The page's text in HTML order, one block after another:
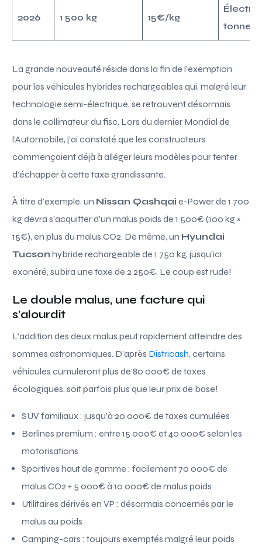
2026 1 500 kg 15€/kg
tonnes
La grande nouveauté réside dans la fin de l’exemption
pour les véhicules hybrides rechargeables qui, malgré leur
technologie semi-électrique, se retrouvent désormais
dans le collimateur du fisc. Lors du dernier Mondial de
l’Automobile, j’ai constaté que les constructeurs
commençaient déjà à alléger leurs modèles pour tenter
d’échapper à cette taxe grandissante.
À titre d’exemple, un Nissan Qashqai e-Power de 1 700
kg devra s’acquitter d’un malus poids de 1 500€ (100 kg ×
15€), en plus du malus CO2. De même, un Hyundai
Tucson hybride rechargeable de 1 750 kg, jusqu’ici
exonéré, subira une taxe de 2 250€. Le coup est rude!
Le double malus, une facture qui
s’alourdit
L’addition des deux malus peut rapidement atteindre des
sommes astronomiques. D’après Districash, certains
véhicules cumuleront plus de 80 000€ de taxes
écologiques, soit parfois plus que leur prix de base!
SUV familiaux : jusqu’à 20 000€ de taxes cumulées
Berlines premium : entre 15 000€ et 40 000€ selon les
motorisations
Sportives haut de gamme : facilement 70 000€ de
malus CO2 + 5 000€ à 10 000€ de malus poids
Utilitaires dérivés en VP : désormais concernés par le
malus au poids
Camping-cars : toujours exemptés malgré leur poids